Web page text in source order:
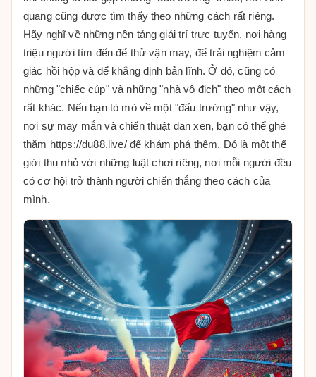
quang cũng được tìm thấy theo những cách rất riêng.
Hãy nghĩ về những nền tảng giải trí trực tuyến, nơi hàng
triệu người tìm đến để thử vận may, để trải nghiệm cảm
giác hồi hộp và để khẳng định bản lĩnh. Ở đó, cũng có
những "chiếc cúp" và những "nhà vô địch" theo một cách
rất khác. Nếu bạn tò mò về một "đấu trường" như vậy,
nơi sự may mắn và chiến thuật đan xen, bạn có thể ghé
thăm https://du88.live/ để khám phá thêm. Đó là một thế
giới thu nhỏ với những luật chơi riêng, nơi mỗi người đều
có cơ hội trở thành người chiến thắng theo cách của
mình.